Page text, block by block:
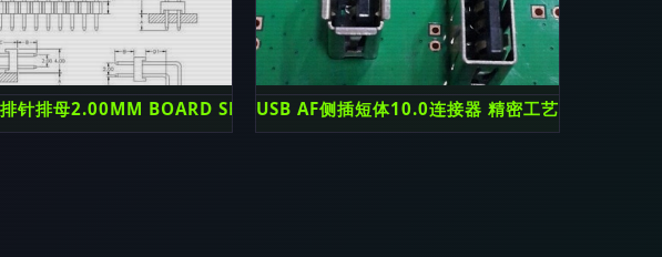
连接器应用
针排母2.00MM BOARD SPACER 深圳市中意电子连接器详解
USB AF侧插短体10.0连接器 精密工艺，赋能电子